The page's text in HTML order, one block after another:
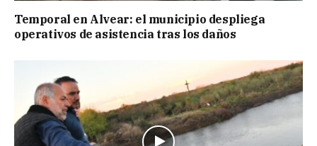
Temporal en Alvear: el municipio despliega
operativos de asistencia tras los daños